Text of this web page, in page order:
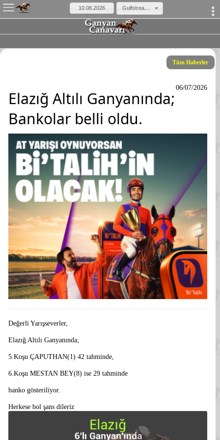
Tüm Haberler
06/07/2026
Elazığ Altılı Ganyanında;
Bankolar belli oldu.
Değerli Yarışseverler,
Elazığ Altılı Ganyanında;
5.Koşu ÇAPUTHAN(1) 42 tahminde,
6.Koşu MESTAN BEY(8) ise 29 tahminde
banko gösteriliyor.
Herkese bol şans dileriz
×